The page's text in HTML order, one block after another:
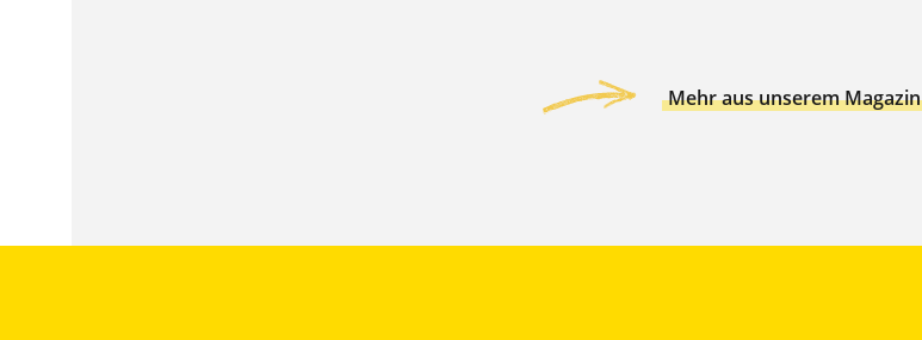
Mehr aus unserem Magazin